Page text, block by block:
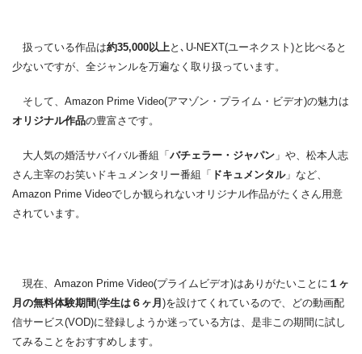
扱っている作品は約35,000以上と､U-NEXT(ユーネクスト)と比べると
少ないですが、全ジャンルを万遍なく取り扱っています。
そして、Amazon Prime Video(アマゾン・プライム・ビデオ)の魅力は
オリジナル作品の豊富さです。
大人気の婚活サバイバル番組「 バチェラー・ジャパン 」や、松本人志
さん主宰のお笑いドキュメンタリー番組「 ドキュメンタル」など、
Amazon Prime Videoでしか観られないオリジナル作品がたくさん用意
されています。
現在、Amazon Prime Video(プライムビデオ)はありがたいことに １ヶ
月の無料体験期間(学生は６ヶ月 )を設けてくれているので、どの動画配
信サービス(VOD)に登録しようか迷っている方は、是非この期間に試し
てみることをおすすめします。